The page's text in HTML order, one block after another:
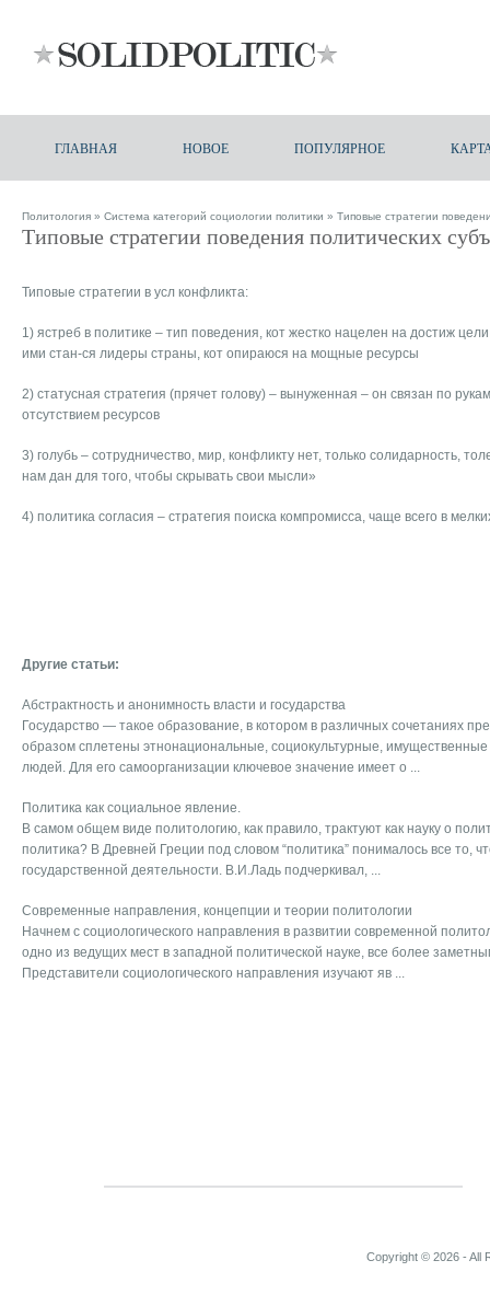
ГЛАВНАЯ НОВОЕ ПОПУЛЯРНОЕ
Политология » Система категорий социологии политики » Типовые стратегии
Типовые стратегии поведения политических
Типовые стратегии в усл конфликта:
1) ястреб в политике – тип поведения, кот жестко нацелен на достиж
ими стан-ся лидеры страны, кот опираюся на мощные ресурсы
2) статусная стратегия (прячет голову) – вынуженная – он связан по
отсутствием ресурсов
3) голубь – сотрудничество, мир, конфликту нет, только солидарность,
нам дан для того, чтобы скрывать свои мысли»
4) политика согласия – стратегия поиска компромисса, чаще всего в
Другие статьи:
Абстрактность и анонимность власти и государства
Государство — такое образование, в котором в различных со­четаниях
образом сплетены этнонациональные, социокультурные,
людей. Для его самоорганизации ключевое значение име­ет о ...
Политика как социальное явление.
В самом общем виде политологию, как правило, тракту­ют как науку о
полити­ка? В Древней Греции под словом “политика” понималось все то,
государственной деятельности. В.И.Ладь подчеркивал, ...
Современные направления, концепции и теории политологии
Начнем с социологического направления в развитии современной
одно из ведущих мест в западной политической науке, все более
Представители социологического направления изучают яв ...
Copyright © 2026 - All